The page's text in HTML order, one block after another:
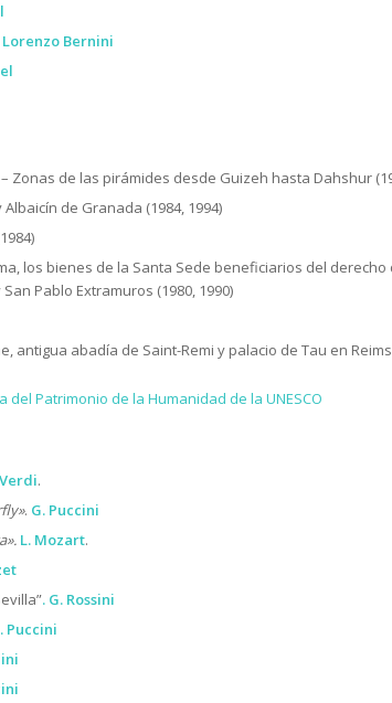
Lorenzo Bernini
Zonas de las pirámides desde Guizeh hasta Dahshur
de Granada (1984, 1994)
los bienes de la Santa Sede beneficiarios del
Pablo Extramuros (1980, 1990)
antigua abadía de Saint-Remi y palacio de Tau en Reims
del Patrimonio de la Humanidad de la UNESCO
.
. G. Puccini
L. Mozart.
. G. Rossini
Puccini